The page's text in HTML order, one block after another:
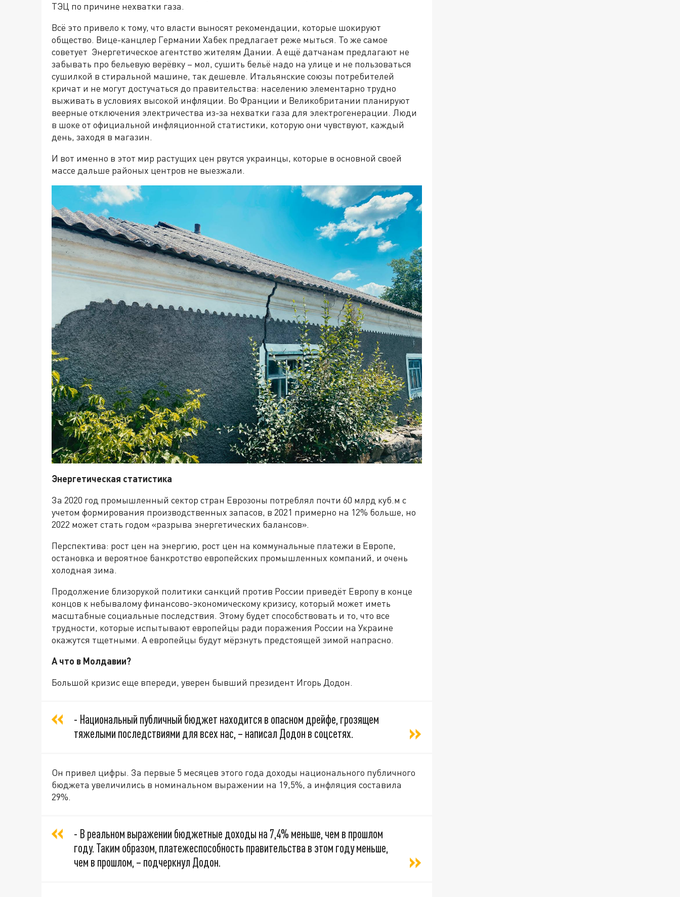
ТЭЦ по причине нехватки газа.
Всё это привело к тому, что власти выносят рекомендации, которые шокируют
общество. Вице-канцлер Германии Хабек предлагает реже мыться. То же самое
советует Энергетическое агентство жителям Дании. А ещё датчанам предлагают не
забывать про бельевую верёвку – мол, сушить бельё надо на улице и не пользоваться
сушилкой в стиральной машине, так дешевле. Итальянские союзы потребителей
кричат и не могут достучаться до правительства: населению элементарно трудно
выживать в условиях высокой инфляции. Во Франции и Великобритании планируют
веерные отключения электричества из-за нехватки газа для электрогенерации. Люди
в шоке от официальной инфляционной статистики, которую они чувствуют, каждый
день, заходя в магазин.
И вот именно в этот мир растущих цен рвутся украинцы, которые в основной своей
массе дальше районых центров не выезжали.
Энергетическая статистика
За 2020 год промышленный сектор стран Еврозоны потреблял почти 60 млрд куб.м с
учетом формирования производственных запасов, в 2021 примерно на 12% больше, но
2022 может стать годом «разрыва энергетических балансов».
Перспектива: рост цен на энергию, рост цен на коммунальные платежи в Европе,
остановка и вероятное банкротство европейских промышленных компаний, и очень
холодная зима.
Продолжение близорукой политики санкций против России приведёт Европу в конце
концов к небывалому финансово-экономическому кризису, который может иметь
масштабные социальные последствия. Этому будет способствовать и то, что все
трудности, которые испытывают европейцы ради поражения России на Украине
окажутся тщетными. А европейцы будут мёрзнуть предстоящей зимой напрасно.
А что в Молдавии?
Большой кризис еще впереди, уверен бывший президент Игорь Додон.
- Национальный публичный бюджет находится в опасном дрейфе, грозящем
тяжелыми последствиями для всех нас, – написал Додон в соцсетях.
Он привел цифры. За первые 5 месяцев этого года доходы национального публичного
бюджета увеличились в номинальном выражении на 19,5%, а инфляция составила
29%.
- В реальном выражении бюджетные доходы на 7,4% меньше, чем в прошлом
году. Таким образом, платежеспособность правительства в этом году меньше,
чем в прошлом, – подчеркнул Додон.